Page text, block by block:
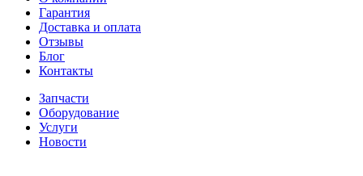
Гарантия
Доставка и оплата
Отзывы
Блог
Контакты
Запчасти
Оборудование
Услуги
Новости